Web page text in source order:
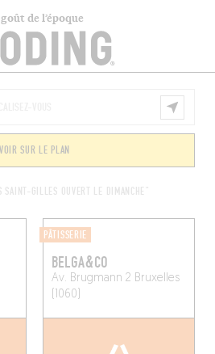
de l’époque
SAINT-GILLES OUVERT LE DIMANCHE"
VOIR SUR LE PLAN
PÂTISSERIE
BELGA&CO
Av. Brugmann 2 Bruxelles
(1060)